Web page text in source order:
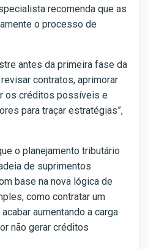
recomenda que as
o processo de
antes da primeira fase da
contratos, aprimorar
os créditos possíveis e
para traçar estratégias”,
o planejamento tributário
de suprimentos
base na nova lógica de
como contratar um
aumentando a carga
não gerar créditos